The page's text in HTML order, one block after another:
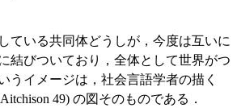
ている共同体どうしが，今度は互いに
結びついており，全体として世界がつ
うイメージは，社会言語学者の描く
49) の図そのものである．